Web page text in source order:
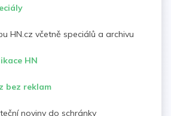
HN.cz včetně speciálů a archivu
HN
bez reklam
noviny do schránky